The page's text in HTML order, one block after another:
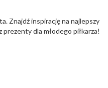
Znajdź inspirację na najlepszy
dla młodego piłkarza!